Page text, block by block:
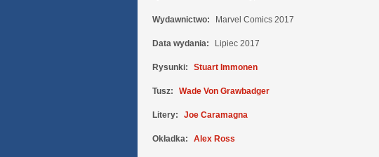
Wydawnictwo: Marvel Comics 2017
Data wydania: Lipiec 2017
Rysunki: Stuart Immonen
Tusz: Wade Von Grawbadger
Litery: Joe Caramagna
Okładka: Alex Ross